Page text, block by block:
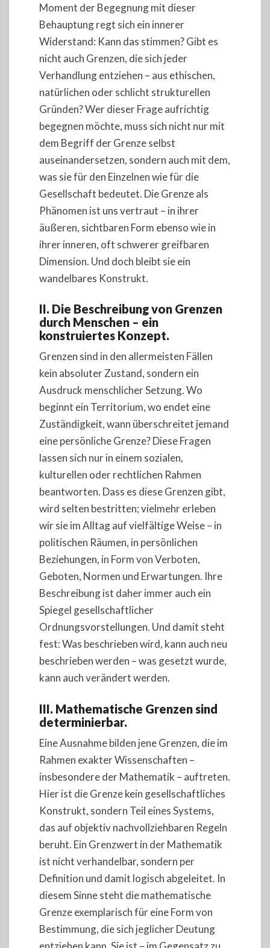
Moment der Begegnung mit dieser
Behauptung regt sich ein innerer
Widerstand: Kann das stimmen? Gibt es
nicht auch Grenzen, die sich jeder
Verhandlung entziehen – aus ethischen,
natürlichen oder schlicht strukturellen
Gründen? Wer dieser Frage aufrichtig
begegnen möchte, muss sich nicht nur mit
dem Begriff der Grenze selbst
auseinandersetzen, sondern auch mit dem,
was sie für den Einzelnen wie für die
Gesellschaft bedeutet. Die Grenze als
Phänomen ist uns vertraut – in ihrer
äußeren, sichtbaren Form ebenso wie in
ihrer inneren, oft schwerer greifbaren
Dimension. Und doch bleibt sie ein
wandelbares Konstrukt.
II. Die Beschreibung von Grenzen
durch Menschen – ein
konstruiertes Konzept.
Grenzen sind in den allermeisten Fällen
kein absoluter Zustand, sondern ein
Ausdruck menschlicher Setzung. Wo
beginnt ein Territorium, wo endet eine
Zuständigkeit, wann überschreitet jemand
eine persönliche Grenze? Diese Fragen
lassen sich nur in einem sozialen,
kulturellen oder rechtlichen Rahmen
beantworten. Dass es diese Grenzen gibt,
wird selten bestritten; vielmehr erleben
wir sie im Alltag auf vielfältige Weise – in
politischen Räumen, in persönlichen
Beziehungen, in Form von Verboten,
Geboten, Normen und Erwartungen. Ihre
Beschreibung ist daher immer auch ein
Spiegel gesellschaftlicher
Ordnungsvorstellungen. Und damit steht
fest: Was beschrieben wird, kann auch neu
beschrieben werden – was gesetzt wurde,
kann auch verändert werden.
III. Mathematische Grenzen sind
determinierbar.
Eine Ausnahme bilden jene Grenzen, die im
Rahmen exakter Wissenschaften –
insbesondere der Mathematik – auftreten.
Hier ist die Grenze kein gesellschaftliches
Konstrukt, sondern Teil eines Systems,
das auf objektiv nachvollziehbaren Regeln
beruht. Ein Grenzwert in der Mathematik
ist nicht verhandelbar, sondern per
Definition und damit logisch abgeleitet. In
diesem Sinne steht die mathematische
Grenze exemplarisch für eine Form von
Bestimmung, die sich jeglicher Deutung